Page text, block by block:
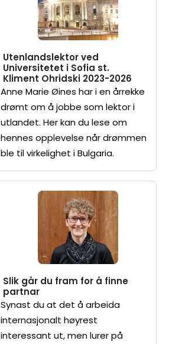
Utenlandslektor ved
Universitetet i Sofia st.
Kliment Ohridski 2023-2026
Anne Marie Øines har i en årrekke
drømt om å jobbe som lektor i
utlandet. Her kan du lese om
hennes opplevelse når drømmen
ble til virkelighet i Bulgaria.
Slik går du fram for å finne
partnar
Synast du at det å arbeida
internasjonalt høyrest
interessant ut, men lurer på